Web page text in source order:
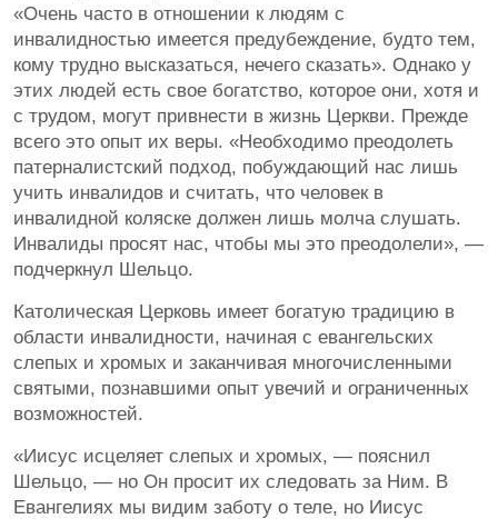
«Очень часто в отношении к людям с
инвалидностью имеется предубеждение, будто тем,
кому трудно высказаться, нечего сказать». Однако у
этих людей есть свое богатство, которое они, хотя и
с трудом, могут привнести в жизнь Церкви. Прежде
всего это опыт их веры. «Необходимо преодолеть
патерналистский подход, побуждающий нас лишь
учить инвалидов и считать, что человек в
инвалидной коляске должен лишь молча слушать.
Инвалиды просят нас, чтобы мы это преодолели», —
подчеркнул Шельцо.
Католическая Церковь имеет богатую традицию в
области инвалидности, начиная с евангельских
слепых и хромых и заканчивая многочисленными
святыми, познавшими опыт увечий и ограниченных
возможностей.
«Иисус исцеляет слепых и хромых, — пояснил
Шельцо, — но Он просит их следовать за Ним. В
Евангелиях мы видим заботу о теле, но Иисус